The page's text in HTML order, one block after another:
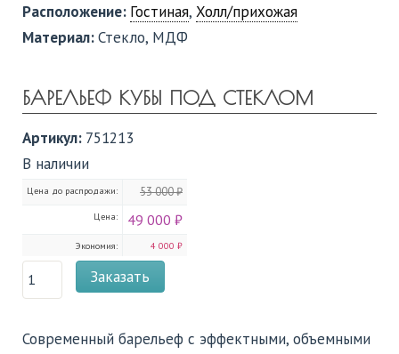
Расположение: Гостиная, Холл/прихожая
Материал:Стекло, МДФ
БАРЕЛЬЕФ КУБЫ ПОД СТЕКЛОМ
Артикул: 751213
В наличии
Цена до распродажи: 53 000 ₽
Цена: 49 000 ₽
Экономия: 4 000 ₽
Заказать
Современный барельеф c эффектными, объемными